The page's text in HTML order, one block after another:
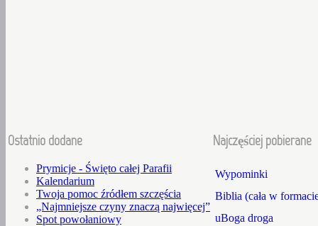
Ostatnio dodane
Prymicje - Święto całej Parafii
Kalendarium
Twoja pomoc źródłem szczęścia
„Najmniejsze czyny znaczą najwięcej”
Spot powołaniowy
Najczęściej pobierane
Wypominki
Biblia (cała w
uBoga droga